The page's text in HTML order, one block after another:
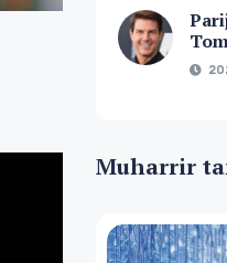
Muharrir